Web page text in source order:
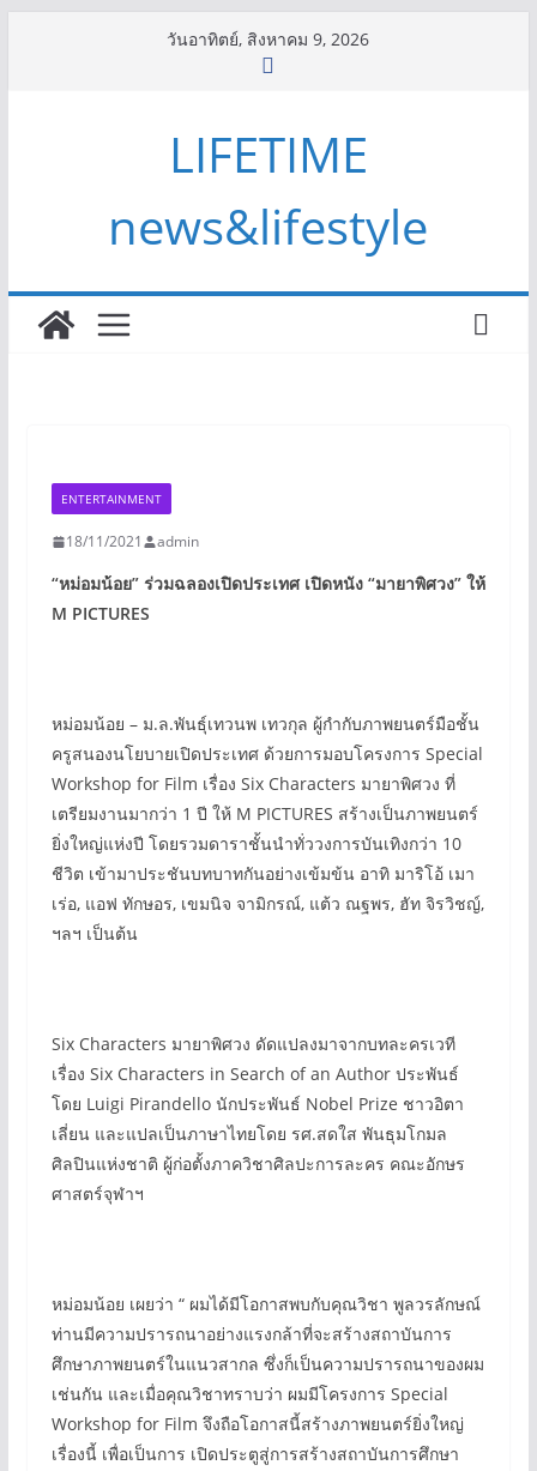
วันอาทิตย์, สิงหาคม 9, 2026
LIFETIME
news&lifestyle
ENTERTAINMENT
18/11/2021 admin
“หม่อมน้อย” ร่วมฉลองเปิดประเทศ เปิดหนัง “มายาพิศวง” ให้
M PICTURES
หม่อมน้อย – ม.ล.พันธุ์เทวนพ เทวกุล ผู้กำกับภาพยนตร์มือชั้น
ครูสนองนโยบายเปิดประเทศ ด้วยการมอบโครงการ Special
Workshop for Film เรื่อง Six Characters มายาพิศวง ที่
เตรียมงานมากว่า 1 ปี ให้ M PICTURES สร้างเป็นภาพยนตร์
ยิ่งใหญ่แห่งปี โดยรวมดาราชั้นนำทั่ววงการบันเทิงกว่า 10
ชีวิต เข้ามาประชันบทบาทกันอย่างเข้มข้น อาทิ มาริโอ้ เมา
เร่อ, แอฟ ทักษอร, เขมนิจ จามิกรณ์, แต้ว ณฐพร, ฮัท จิรวิชญ์,
ฯลฯ เป็นต้น
Six Characters มายาพิศวง ดัดแปลงมาจากบทละครเวที
เรื่อง Six Characters in Search of an Author ประพันธ์
โดย Luigi Pirandello นักประพันธ์ Nobel Prize ชาวอิตา
เลี่ยน และแปลเป็นภาษาไทยโดย รศ.สดใส พันธุมโกมล
ศิลปินแห่งชาติ ผู้ก่อตั้งภาควิชาศิลปะการละคร คณะอักษร
ศาสตร์จุฬาฯ
หม่อมน้อย เผยว่า “ ผมได้มีโอกาสพบกับคุณวิชา พูลวรลักษณ์
ท่านมีความปรารถนาอย่างแรงกล้าที่จะสร้างสถาบันการ
ศึกษาภาพยนตร์ในแนวสากล ซึ่งก็เป็นความปรารถนาของผม
เช่นกัน และเมื่อคุณวิชาทราบว่า ผมมีโครงการ Special
Workshop for Film จึงถือโอกาสนี้สร้างภาพยนตร์ยิ่งใหญ่
เรื่องนี้ เพื่อเป็นการ เปิดประตูสู่การสร้างสถาบันการศึกษา